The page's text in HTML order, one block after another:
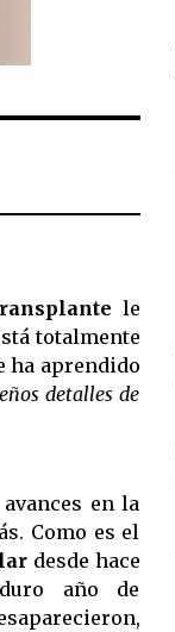
le
totalmente
ha aprendido
detalles de
en la
Como es el
desde hace
año de